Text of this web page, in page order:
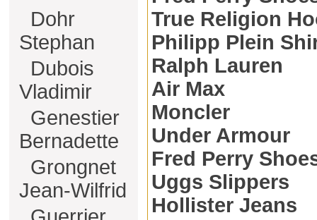
Dohr
Stephan
Dubois
Vladimir
Genestier
Bernadette
Grongnet
Jean-Wilfrid
True Religion
Philipp Plein
Ralph Lauren
Air Max
Moncler
Under Armour
Fred Perry
Uggs Slippers
Hollister Jeans